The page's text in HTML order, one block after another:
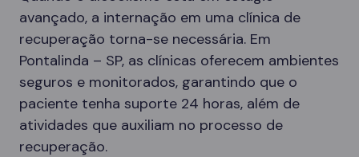
avançado, a internação em uma clínica de
recuperação torna-se necessária. Em
Pontalinda – SP, as clínicas oferecem ambientes
seguros e monitorados, garantindo que o
paciente tenha suporte 24 horas, além de
atividades que auxiliam no processo de
recuperação.